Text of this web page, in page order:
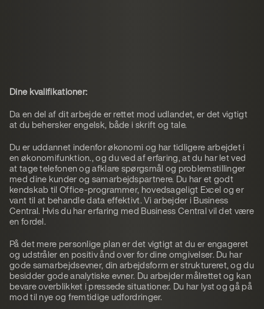
Dine kvalifikationer:
Da en del af dit arbejde er rettet mod udlandet, er det vigtigt
at du behersker engelsk, både i skrift og tale.
Du er uddannet indenfor økonomi og har tidligere arbejdet i
en økonomifunktion., og du ved af erfaring, at du har let ved
at tage telefonen og afklare spørgsmål og problemstillinger
med dine kunder og samarbejdspartnere. Du har et godt
kendskab til Office-programmer, hovedsageligt Excel og er
vant til at behandle data effektivt. Vi arbejder i Business
Central. Hvis du har erfaring med Business Central vil det være
en fordel.
På det mere personlige plan er det vigtigt at du er engageret
og udstråler en positiv ånd over for dine omgivelser. Du har
gode samarbejdsevner, din arbejdsform er struktureret, og du
besidder gode analytiske evner. Du arbejder målrettet og kan
bevare overblikket i pressede situationer. Du har lyst og gå på
mod til nye og fremtidige udfordringer.